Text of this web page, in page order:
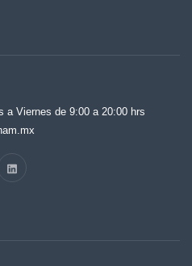
a Viernes de 9:00 a 20:00 hrs